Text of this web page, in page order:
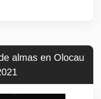
almas en Olocau